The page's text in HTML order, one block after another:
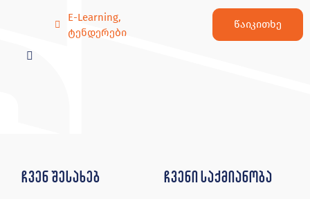
E-Learning,
ტენდერები
წაიკითხე
ჩვენ შესახებ ჩვენი საქმიანობა